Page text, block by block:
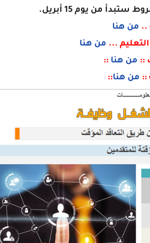
.. من هنا
... من هنا
:: من هنا ::
:: من هنا::